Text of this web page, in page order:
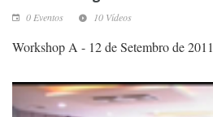
0 Eventos 10 Vídeos
Workshop A - 12 de Setembro de 2011